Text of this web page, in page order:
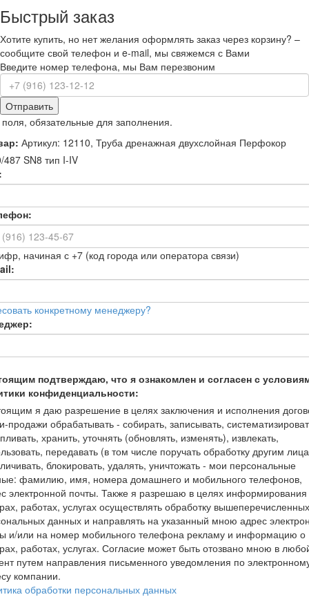
Быстрый заказ
Хотите купить, но нет желания оформлять заказ через корзину? –
сообщите свой телефон и e-mail, мы свяжемся с Вами
Введите номер телефона, мы Вам перезвоним
Отправить
обязательные для заполнения.
Артикул: 12110, Труба дренажная двухслойная Перфокор
487 SN8 тип I-IV
начиная с +7 (код города или оператора связи)
конкретному менеджеру?
подтверждаю, что я ознакомлен и согласен с
конфиденциальности:
я даю разрешение в целях заключения и исполнения
продажи обрабатывать - собирать, записывать,
хранить, уточнять (обновлять, изменять), извлекать,
передавать (в том числе поручать обработку другим
блокировать, удалять, уничтожать - мои персональные
фамилию, имя, номера домашнего и мобильного телефонов,
электронной почты. Также я разрешаю в целях
работах, услугах осуществлять обработку вышеперечисленных
данных и направлять на указанный мною адрес
и/или на номер мобильного телефона рекламу и информацию о
работах, услугах. Согласие может быть отозвано мною в
путем направления письменного уведомления по
компании.
обработки персональных данных